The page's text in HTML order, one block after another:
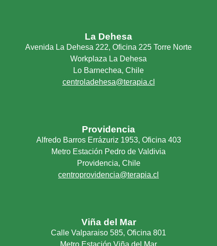
La Dehesa
Avenida La Dehesa 222, Oficina 225 Torre Norte
Workplaza La Dehesa
Lo Barnechea, Chile
centroladehesa@terapia.cl
Providencia
Alfredo Barros Errázuriz 1953, Oficina 403
Metro Estación Pedro de Valdivia
Providencia, Chile
centroprovidencia@terapia.cl
Viña del Mar
Calle Valparaiso 585, Oficina 801